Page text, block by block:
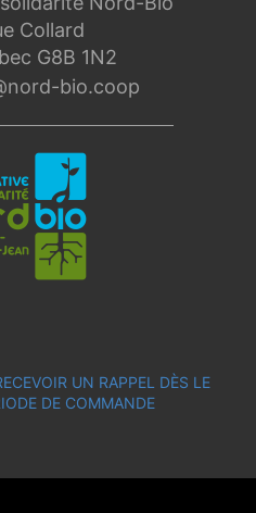
Collard
G8B 1N2
bio.coop
UN RAPPEL DÈS LE
DE COMMANDE